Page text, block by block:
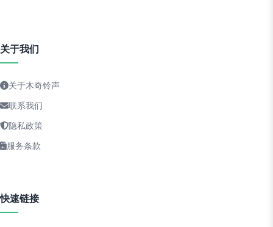
关于我们
关于木奇铃声
联系我们
隐私政策
服务条款
快速链接